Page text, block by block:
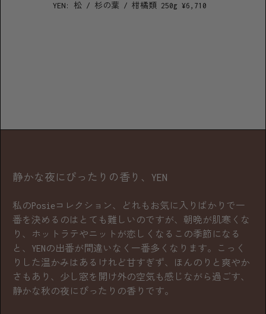
YEN: 松 / 杉の葉 / 柑橘類 250g ¥6,710
静かな夜にぴったりの香り、YEN
私のPosieコレクション、どれもお気に入りばかりで一
番を決めるのはとても難しいのですが、朝晩が肌寒くな
り、ホットラテやニットが恋しくなるこの季節になる
と、YENの出番が間違いなく一番多くなります。こっく
りした温かみはあるけれど甘すぎず、ほんのりと爽やか
さもあり、少し窓を開け外の空気も感じながら過ごす、
静かな秋の夜にぴったりの香りです。